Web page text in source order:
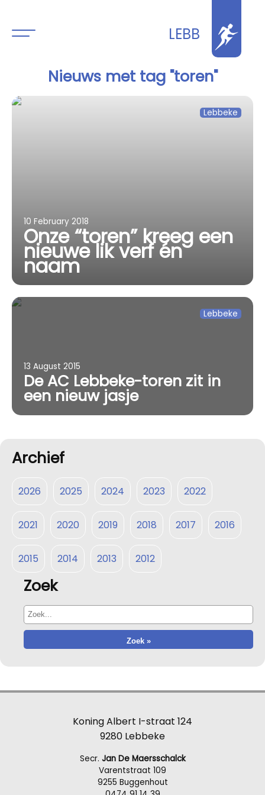
LEBB
Nieuws met tag "toren"
Lebbeke
10 February 2018
Onze “toren” kreeg een
nieuwe lik verf én
naam
Lebbeke
13 August 2015
De AC Lebbeke-toren zit in
een nieuw jasje
Archief
2026 2025 2024 2023 2022
2021 2020 2019 2018 2017 2016
2015 2014 2013 2012
Zoek
Koning Albert I-straat 124
9280 Lebbeke
Secr. Jan De Maersschalck
Varentstraat 109
9255 Buggenhout